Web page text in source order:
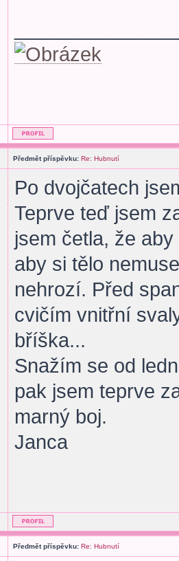
Předmět příspěvku: Re: Hubnutí
Po dvojčatech
Teprve teď jsem
jsem četla, že
aby si tělo
nehrozí. Před
cvičím vnitřní
bříška...
Snažím se od
pak jsem teprve
marný boj.
Janca
Předmět příspěvku: Re: Hubnutí